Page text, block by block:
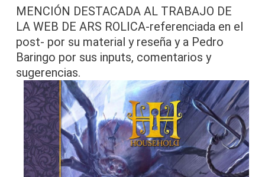
MENCIÓN DESTACADA AL TRABAJO DE
LA WEB DE ARS ROLICA-referenciada en el
post- por su material y reseña y a Pedro
Baringo por sus inputs, comentarios y
sugerencias.